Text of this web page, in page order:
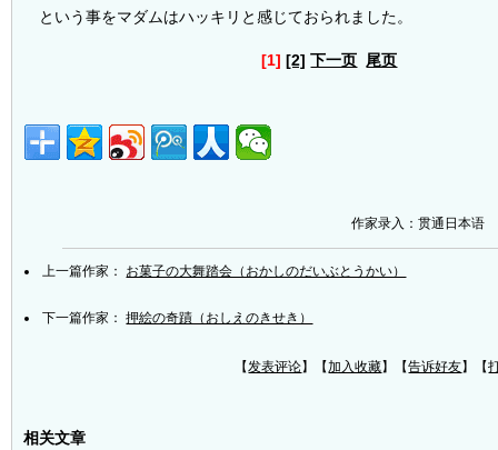
という事をマダムはハッキリと感じておられました。
[1] [2] 下一页 尾页
作家录入：贯通日本语
上一篇作家： お菓子の大舞踏会（おかしのだいぶとうかい）
下一篇作家：押絵の奇蹟（おしえのきせき）
【发表评论】【加入收藏】【告诉好友】【
相关文章